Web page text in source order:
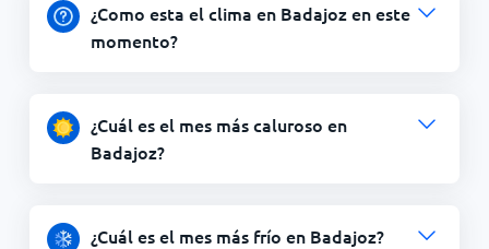
¿Como esta el clima en Badajoz en este
momento?
¿Cuál es el mes más caluroso en
Badajoz?
¿Cuál es el mes más frío en Badajoz?